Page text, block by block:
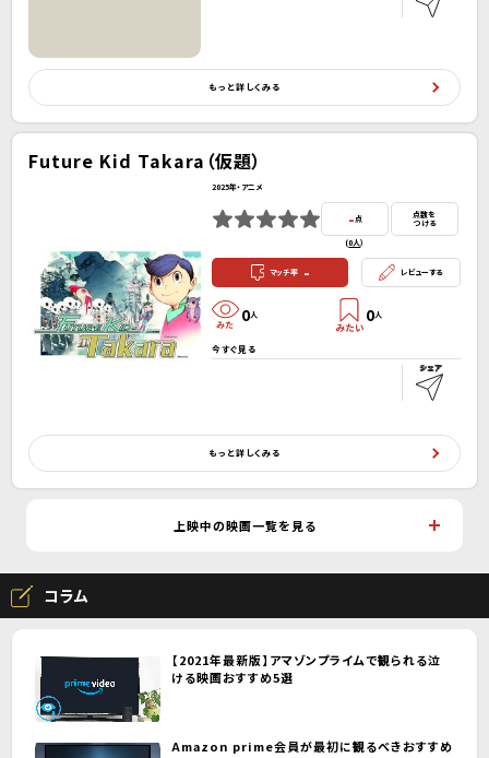
もっと詳しくみる
Future Kid Takara（仮題）
2025年・アニメ
-点
(0人）
点数を
つける
マッチ率 - レビューする
0人 0人
今すぐ見る
もっと詳しくみる
上映中の映画一覧を見る
コラム
【2021年最新版】アマゾンプライムで観られる泣
ける映画おすすめ5選
Amazon prime会員が最初に観るべきおすすめ